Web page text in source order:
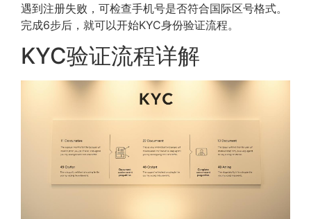
遇到注册失败，可检查手机号是否符合国际区号格式。
完成6步后，就可以开始KYC身份验证流程。
KYC验证流程详解